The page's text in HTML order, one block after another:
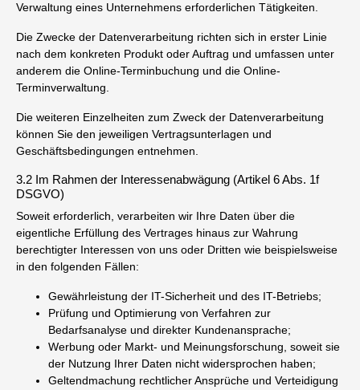
Verwaltung eines Unternehmens erforderlichen Tätigkeiten.
Die Zwecke der Datenverarbeitung richten sich in erster Linie
nach dem konkreten Produkt oder Auftrag und umfassen unter
anderem die Online-Terminbuchung und die Online-
Terminverwaltung.
Die weiteren Einzelheiten zum Zweck der Datenverarbeitung
können Sie den jeweiligen Vertragsunterlagen und
Geschäftsbedingungen entnehmen.
3.2 Im Rahmen der Interessenabwägung (Artikel 6 Abs. 1f
DSGVO)
Soweit erforderlich, verarbeiten wir Ihre Daten über die
eigentliche Erfüllung des Vertrages hinaus zur Wahrung
berechtigter Interessen von uns oder Dritten wie beispielsweise
in den folgenden Fällen:
Gewährleistung der IT-Sicherheit und des IT-Betriebs;
Prüfung und Optimierung von Verfahren zur
Bedarfsanalyse und direkter Kundenansprache;
Werbung oder Markt- und Meinungsforschung, soweit sie
der Nutzung Ihrer Daten nicht widersprochen haben;
Geltendmachung rechtlicher Ansprüche und Verteidigung